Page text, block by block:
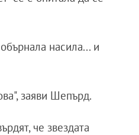
насила... и
заяви Шепърд.
че звездата